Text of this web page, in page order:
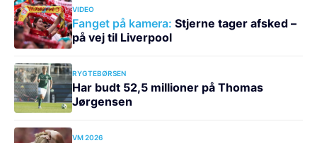
VIDEO
Fanget på kamera: Stjerne tager afsked –
på vej til Liverpool
RYGTEBØRSEN
Har budt 52,5 millioner på Thomas
Jørgensen
VM 2026